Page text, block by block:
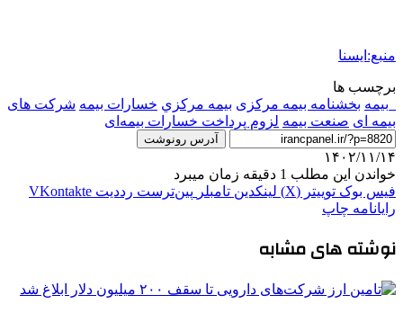
منبع:ایسنا
برچسب ها
_بيمه بخشنامه بیمه مرکزی بيمه مركزي خسارات بیمه شرکت های
بیمه ای صنعت بیمه لزوم پرداخت خسارات بیمه‌ای
آدرس رونوشت
۱۴۰۲/۱۱/۱۴
خواندن این مطلب 1 دقیقه زمان میبرد
فیس بوک توییتر (X) لینکدین ‫تامبلر ‫پین‌ترست ‫رددیت ‫VKontakte
رایانامه چاپ
نوشته های مشابه